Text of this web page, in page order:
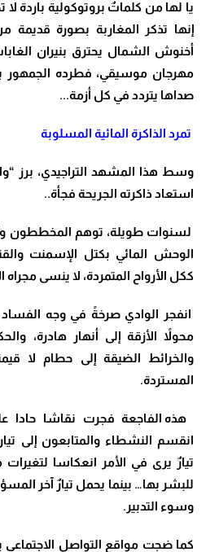
يا لها من كلماتٌ بروتوكولية باردة لا
أخنوش الشمال يحترق بنيران
مهرجان موسيقي، فطرده الجمهور
صداها يتردد في كل أزمة...
تمرد الذاكرة المائية المسلوبة
وسط هذا المشهد التراجيدي، برز
استعاد ذاكرته الجريحة فجأة..
لسنوات طويلة، توهم المخططون
الوحش المائي بكتل الإسمنت
ككل الأرواح المتمردة، لا ينسى مجراه
انفجر الوادي صرخةً في وجه الفساد
محولاً الأزقة إلى أنهار هادرة،
والخرائط الضيقة إلى حطام لا
المستردة.
هذه الفاجعة فجرت نقاشا حادا
انقسم النشطاء والمتابعون إلى
تيارٌ يرى في الأمر انعكاسا
للبشر بها… بينما يحمل تيارٌ آخر
وسوء التدبير.
كما ضجت مواقع التواصل الاجتماعي